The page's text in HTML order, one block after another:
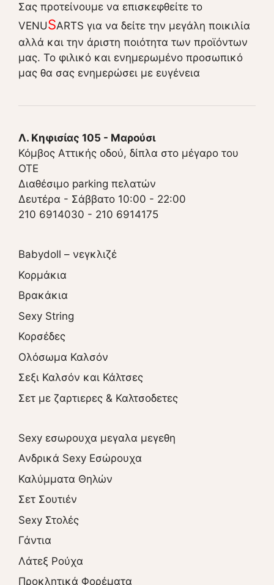
Σας προτείνουμε να επισκεφθείτε το
VENUSARTS για να δείτε την μεγάλη ποικιλία
αλλά και την άριστη ποιότητα των προϊόντων
μας. Το φιλικό και ενημερωμένο προσωπικό
μας θα σας ενημερώσει με ευγένεια
Λ. Κηφισίας 105 - Μαρούσι
Κόμβος Αττικής οδού, δίπλα στο μέγαρο του
ΟΤΕ
Διαθέσιμο parking πελατών
Δευτέρα - Σάββατο 10:00 - 22:00
210 6914030 - 210 6914175
Babydoll – νεγκλιζέ
Κορμάκια
Βρακάκια
Sexy String
Κορσέδες
Ολόσωμα Καλσόν
Σεξι Καλσόν και Κάλτσες
Σετ με ζαρτιερες & Καλτσοδετες
Sexy εσωρουχα μεγαλα μεγεθη
Ανδρικά Sexy Εσώρουχα
Καλύμματα Θηλών
Σετ Σουτιέν
Sexy Στολές
Γάντια
Λάτεξ Ρούχα
Προκλητικά Φορέματα